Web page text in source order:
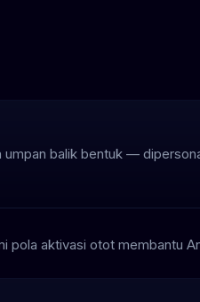
balik bentuk —
pola aktivasi otot membantu